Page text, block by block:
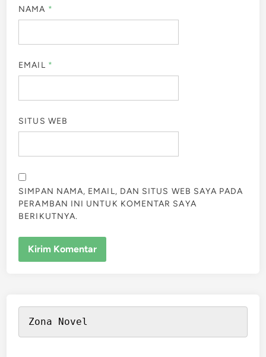
NAMA *
EMAIL *
SITUS WEB
SIMPAN NAMA, EMAIL, DAN SITUS WEB SAYA PADA
PERAMBAN INI UNTUK KOMENTAR SAYA
BERIKUTNYA.
Zona Novel